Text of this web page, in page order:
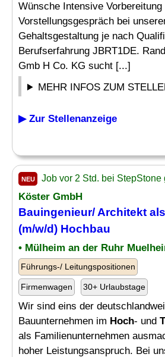
Wünsche Intensive Vorbereitung
Vorstellungsgespräch bei
Gehaltsgestaltung je nach
Berufserfahrung JBRT1DE.
Gmb H Co. KG sucht [...]
MEHR INFOS ZUM
▶ Zur Stellenanzeige
NEU Job vor 2 Std. bei StepStone
Köster GmbH
Bauingenieur/ Architekt als
(m/w/d) Hochbau
• Mülheim an der Ruhr
Führungs-/ Leitungspositionen
Firmenwagen 30+ Urlaubstage
Wir sind eins der
Bauunternehmen im Hoch- und
als Familienunternehmen
hoher Leistungsanspruch. Bei